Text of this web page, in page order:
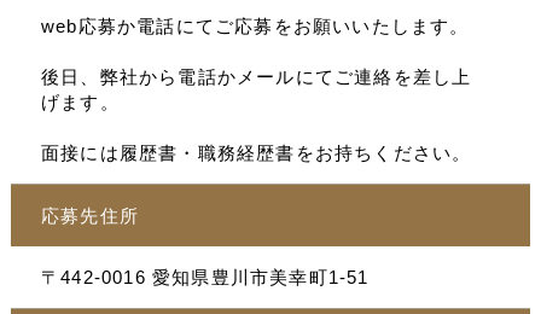
web応募か電話にてご応募をお願いいたします。
後日、弊社から電話かメールにてご連絡を差し上
げます。
面接には履歴書・職務経歴書をお持ちください。
応募先住所
〒442-0016 愛知県豊川市美幸町1-51